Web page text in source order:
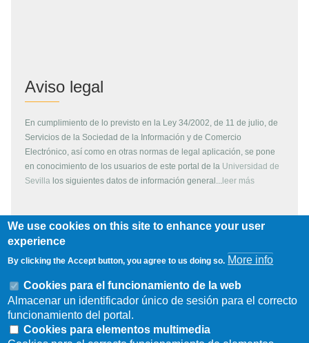
Aviso legal
En cumplimiento de lo previsto en la Ley 34/2002, de 11 de julio, de
Servicios de la Sociedad de la Información y de Comercio
Electrónico, así como en otras normas de legal aplicación, se pone
en conocimiento de los usuarios de este portal de la Universidad de
Sevilla los siguientes datos de información general... leer más
Copyright
Todos los contenidos de este servidor WEB, son propiedad de la
Universidad de Sevilla, si no se indica lo contrario. Pueden ser
reproducidos libremente y para fines no lucrativos por cualquier
persona perteneciente a una institución de carácter educativo o
investigador. Otras instituciones, organismos, empresas, etc. deben
solicitar el permiso escrito de los propietarios del copyright.
We use cookies on this site to enhance your user
experience
By clicking the Accept button, you agree to us doing so. More info
Cookies para el funcionamiento de la web
Almacenar un identificador único de sesión para el correcto
funcionamiento del portal.
Cookies para elementos multimedia